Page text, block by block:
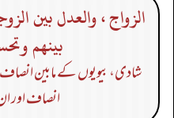
الزواج ، والعدل بين
بينهم
شادی، بیویوں کے مابین
انصاف اور